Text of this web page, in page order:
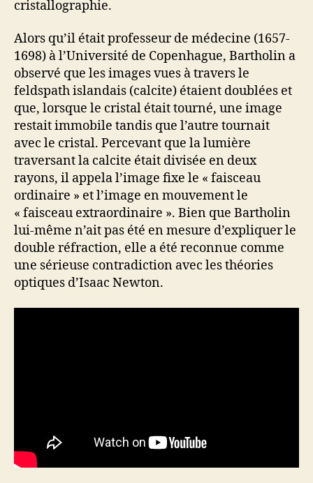
cristallographie.
Alors qu’il était professeur de médecine (1657-
1698) à l’Université de Copenhague, Bartholin a
observé que les images vues à travers le
feldspath islandais (calcite) étaient doublées et
que, lorsque le cristal était tourné, une image
restait immobile tandis que l’autre tournait
avec le cristal. Percevant que la lumière
traversant la calcite était divisée en deux
rayons, il appela l’image fixe le « faisceau
ordinaire » et l’image en mouvement le
« faisceau extraordinaire ». Bien que Bartholin
lui-même n’ait pas été en mesure d’expliquer le
double réfraction, elle a été reconnue comme
une sérieuse contradiction avec les théories
optiques d’Isaac Newton.